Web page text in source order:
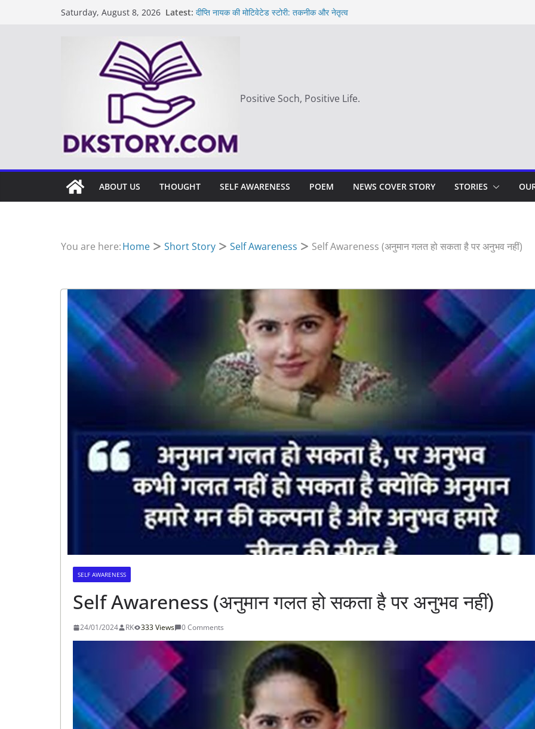
Saturday, August 8, 2026 Latest: दीप्ति नायक की मोटिवेटेड स्टोरी: तकनीक और नेतृत्व
आज का दिन: बदलाव का सही समय |
Positive Soch, Positive Life.
ABOUT US THOUGHT SELF AWARENESS POEM NEWS COVER STORY STORIES
You are here:Home Short Story Self Awareness Self Awareness (अनुमान गलत हो सकता है पर अनुभव नहीं)
SELF AWARENESS
Self Awareness (अनुमान गलत हो सकता है पर अनुभव नहीं)
24/01/2024 RK 333 Views 0 Comments